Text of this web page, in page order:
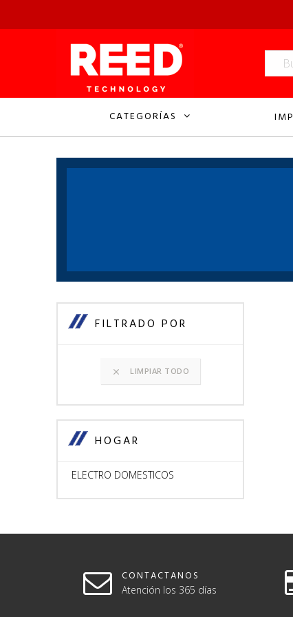
CATEGORÍAS
FILTRADO POR
 LIMPIAR TODO
HOGAR
ELECTRO DOMESTICOS
CONTACTANOS
Atención los 365 días